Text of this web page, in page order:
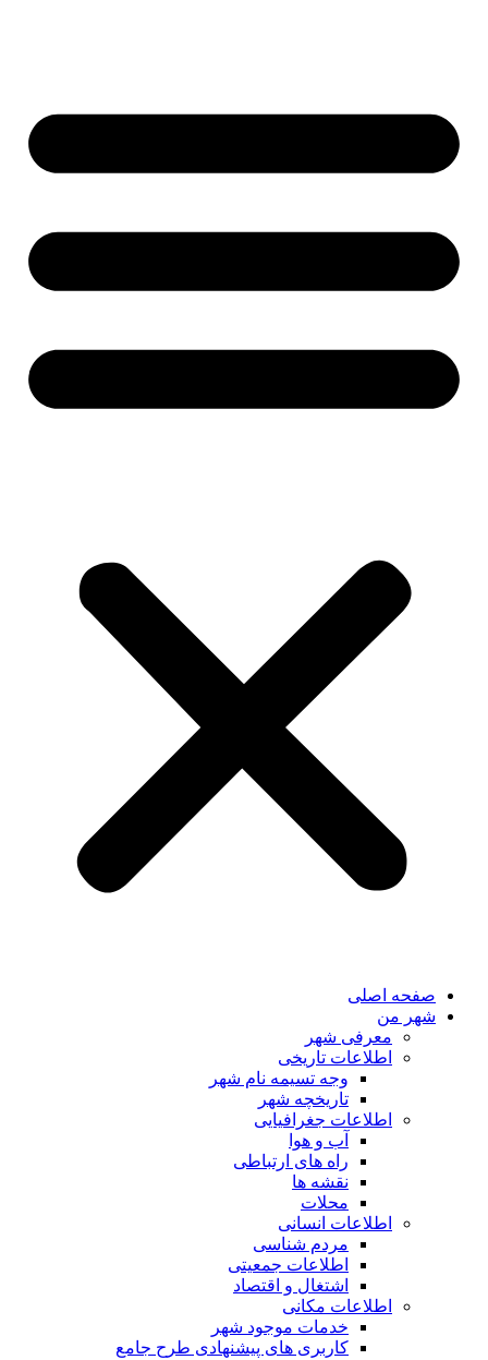
صفحه اصلی
شهر من
معرفی شهر
اطلاعات تاریخی
وجه تسیمه نام شهر
تاریخچه شهر
اطلاعات جغرافیایی
آب و هوا
راه های ارتباطی
نقشه ها
محلات
اطلاعات انسانی
مردم شناسی
اطلاعات جمعیتی
اشتغال و اقتصاد
اطلاعات مکانی
خدمات موجود شهر
کاربری های پیشنهادی طرح جامع